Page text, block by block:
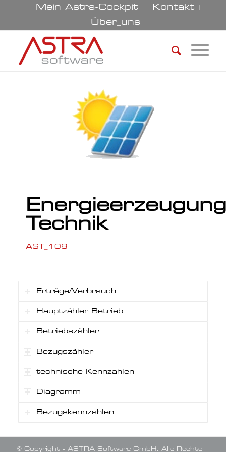
Mein Astra-Cockpit
Kontakt
Über_uns
Energieerzeugung
Technik
AST_109
Erträge/Verbrauch
Hauptzähler Betrieb
Betriebszähler
Bezugszähler
technische Kennzahlen
Diagramm
Bezugskennzahlen
© Copyright - ASTRA Software GmbH. Alle Rechte